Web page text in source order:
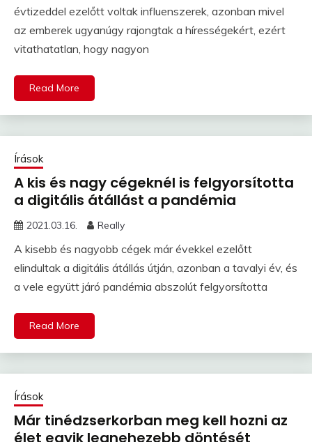
évtizeddel ezelőtt voltak influenszerek, azonban mivel
az emberek ugyanúgy rajongtak a hírességekért, ezért
vitathatatlan, hogy nagyon
Read More
Írások
A kis és nagy cégeknél is felgyorsította
a digitális átállást a pandémia
2021.03.16. Really
A kisebb és nagyobb cégek már évekkel ezelőtt
elindultak a digitális átállás útján, azonban a tavalyi év, és
a vele együtt járó pandémia abszolút felgyorsította
Read More
Írások
Már tinédzserkorban meg kell hozni az
élet egyik legnehezebb döntését